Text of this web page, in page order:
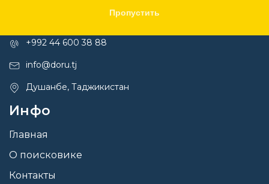
Пропустить
+992 44 600 38 88
info@doru.tj
Душанбе, Таджикистан
Инфо
Главная
О поисковике
Контакты